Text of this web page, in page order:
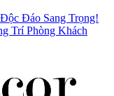
Đáo Sang Trọng!
Trí Phòng Khách